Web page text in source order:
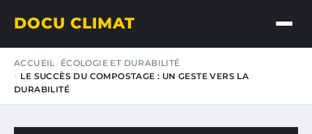
DOCU CLIMAT
ACCUEIL
ÉCOLOGIE ET DURABILITÉ
LE SUCCÈS DU COMPOSTAGE : UN GESTE VERS LA
DURABILITÉ